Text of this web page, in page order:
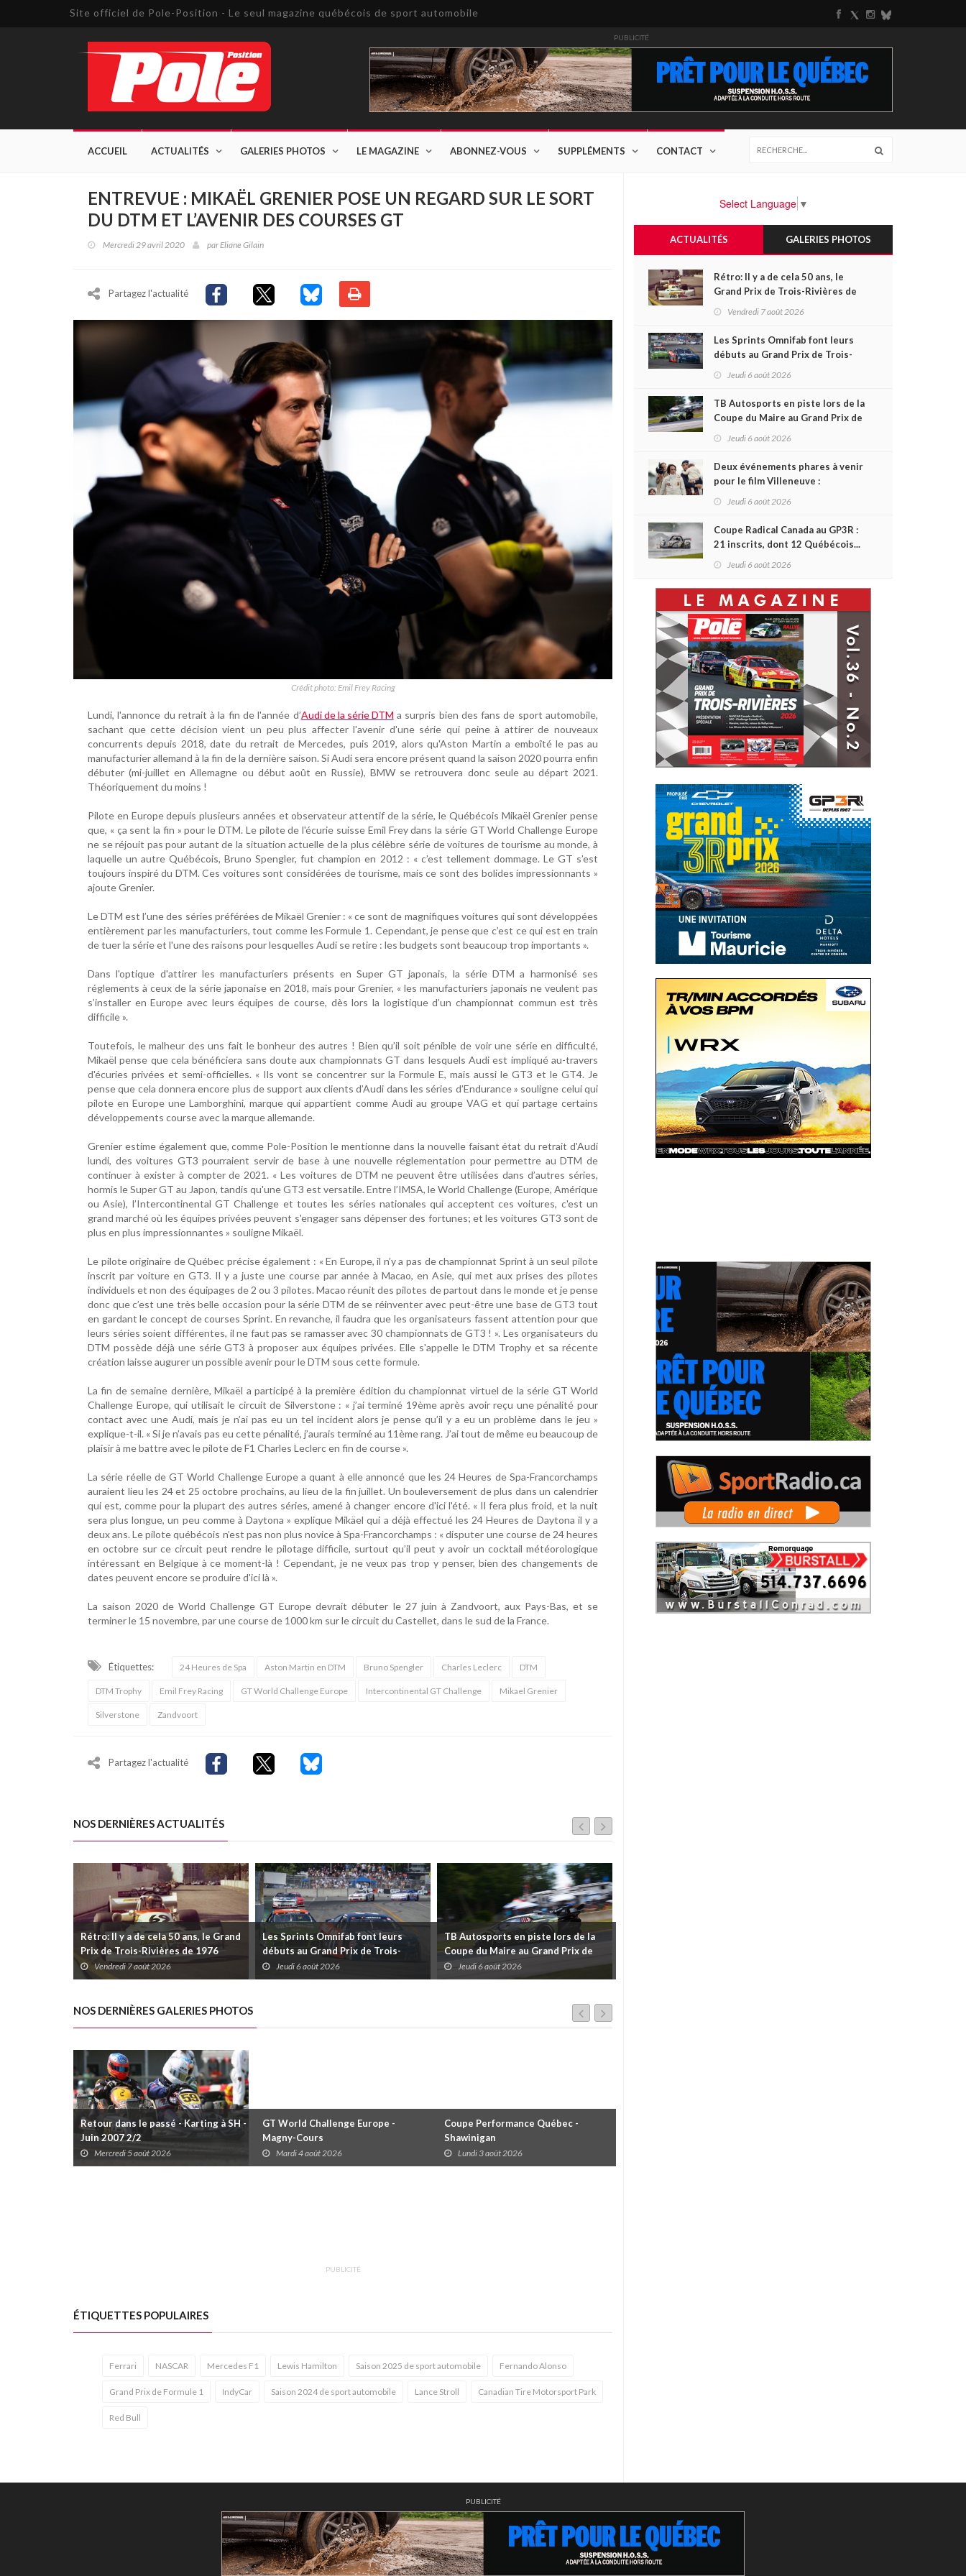
Site officiel de Pole-Position - Le seul magazine québécois de sport automobile
PUBLICITÉ
ACCUEIL ACTUALITÉS GALERIES PHOTOS LE MAGAZINE ABONNEZ-VOUS SUPPLÉMENTS CONTACT
ENTREVUE : MIKAËL GRENIER POSE UN REGARD SUR LE SORT
DU DTM ET L’AVENIR DES COURSES GT
Mercredi 29 avril 2020 parEliane Gilain
Partagez l'actualité
Crédit photo: Emil Frey Racing
Lundi, l'annonce du retrait à la fin de l'année d’Audi de la série DTM a surpris bien des fans de sport automobile,
sachant que cette décision vient un peu plus affecter l'avenir d'une série qui peine à attirer de nouveaux
concurrents depuis 2018, date du retrait de Mercedes, puis 2019, alors qu'Aston Martin a emboîté le pas au
manufacturier allemand à la fin de la dernière saison. Si Audi sera encore présent quand la saison 2020 pourra enfin
débuter (mi-juillet en Allemagne ou début août en Russie), BMW se retrouvera donc seule au départ 2021.
Théoriquement du moins !
Pilote en Europe depuis plusieurs années et observateur attentif de la série, le Québécois Mikaël Grenier pense
que, « ça sent la fin » pour le DTM. Le pilote de l'écurie suisse Emil Frey dans la série GT World Challenge Europe
ne se réjouit pas pour autant de la situation actuelle de la plus célèbre série de voitures de tourisme au monde, à
laquelle un autre Québécois, Bruno Spengler, fut champion en 2012 : « c’est tellement dommage. Le GT s’est
toujours inspiré du DTM. Ces voitures sont considérées de tourisme, mais ce sont des bolides impressionnants »
ajoute Grenier.
Le DTM est l’une des séries préférées de Mikaël Grenier : « ce sont de magnifiques voitures qui sont développées
entièrement par les manufacturiers, tout comme les Formule 1. Cependant, je pense que c’est ce qui est en train
de tuer la série et l'une des raisons pour lesquelles Audi se retire : les budgets sont beaucoup trop importants ».
Dans l'optique d'attirer les manufacturiers présents en Super GT japonais, la série DTM a harmonisé ses
réglements à ceux de la série japonaise en 2018, mais pour Grenier, « les manufacturiers japonais ne veulent pas
s’installer en Europe avec leurs équipes de course, dès lors la logistique d’un championnat commun est très
difficile ».
Toutefois, le malheur des uns fait le bonheur des autres ! Bien qu’il soit pénible de voir une série en difficulté,
Mikaël pense que cela bénéficiera sans doute aux championnats GT dans lesquels Audi est impliqué au-travers
d'écuries privées et semi-officielles. « Ils vont se concentrer sur la Formule E, mais aussi le GT3 et le GT4. Je
pense que cela donnera encore plus de support aux clients d’Audi dans les séries d’Endurance » souligne celui qui
pilote en Europe une Lamborghini, marque qui appartient comme Audi au groupe VAG et qui partage certains
développements course avec la marque allemande.
Grenier estime également que, comme Pole-Position le mentionne dans la nouvelle faisant état du retrait d'Audi
lundi, des voitures GT3 pourraient servir de base à une nouvelle réglementation pour permettre au DTM de
continuer à exister à compter de 2021. « Les voitures de DTM ne peuvent être utilisées dans d’autres séries,
hormis le Super GT au Japon, tandis qu'une GT3 est versatile. Entre l’IMSA, le World Challenge (Europe, Amérique
ou Asie), l’Intercontinental GT Challenge et toutes les séries nationales qui acceptent ces voitures, c'est un
grand marché où les équipes privées peuvent s'engager sans dépenser des fortunes; et les voitures GT3 sont de
plus en plus impressionnantes » souligne Mikaël.
Le pilote originaire de Québec précise également : « En Europe, il n’y a pas de championnat Sprint à un seul pilote
inscrit par voiture en GT3. Il y a juste une course par année à Macao, en Asie, qui met aux prises des pilotes
individuels et non des équipages de 2 ou 3 pilotes. Macao réunit des pilotes de partout dans le monde et je pense
donc que c’est une très belle occasion pour la série DTM de se réinventer avec peut-être une base de GT3 tout
en gardant le concept de courses Sprint. En revanche, il faudra que les organisateurs fassent attention pour que
leurs séries soient différentes, il ne faut pas se ramasser avec 30 championnats de GT3 ! ». Les organisateurs du
DTM possède déjà une série GT3 à proposer aux équipes privées. Elle s'appelle le DTM Trophy et sa récente
création laisse augurer un possible avenir pour le DTM sous cette formule.
La fin de semaine dernière, Mikaël a participé à la première édition du championnat virtuel de la série GT World
Challenge Europe, qui utilisait le circuit de Silverstone : « j’ai terminé 19ème après avoir reçu une pénalité pour
contact avec une Audi, mais je n’ai pas eu un tel incident alors je pense qu’il y a eu un problème dans le jeu »
explique-t-il. « Si je n’avais pas eu cette pénalité, j’aurais terminé au 11ème rang. J’ai tout de même eu beaucoup de
plaisir à me battre avec le pilote de F1 Charles Leclerc en fin de course ».
La série réelle de GT World Challenge Europe a quant à elle annoncé que les 24 Heures de Spa-Francorchamps
auraient lieu les 24 et 25 octobre prochains, au lieu de la fin juillet. Un bouleversement de plus dans un calendrier
qui est, comme pour la plupart des autres séries, amené à changer encore d'ici l'été. « Il fera plus froid, et la nuit
sera plus longue, un peu comme à Daytona » explique Mikäel qui a déjà effectué les 24 Heures de Daytona il y a
deux ans. Le pilote québécois n’est pas non plus novice à Spa-Francorchamps : « disputer une course de 24 heures
en octobre sur ce circuit peut rendre le pilotage difficile, surtout qu’il peut y avoir un cocktail météorologique
intéressant en Belgique à ce moment-là ! Cependant, je ne veux pas trop y penser, bien des changements de
dates peuvent encore se produire d'ici là ».
La saison 2020 de World Challenge GT Europe devrait débuter le 27 juin à Zandvoort, aux Pays-Bas, et se
terminer le 15 novembre, par une course de 1000 km sur le circuit du Castellet, dans le sud de la France.
Étiquettes: 24 Heures de Spa Aston Martin en DTM Bruno Spengler Charles Leclerc DTM
DTM Trophy Emil Frey Racing GT World Challenge Europe Intercontinental GT Challenge Mikael Grenier
Silverstone Zandvoort
Partagez l'actualité
NOS DERNIÈRES ACTUALITÉS
Rétro: Il y a de cela 50 ans, le Grand
Prix de Trois-Rivières de 1976
Vendredi 7 août 2026
Les Sprints Omnifab font leurs
débuts au Grand Prix de Trois-
Rivières avec un format inspiré de
Daytona
Jeudi 6 août 2026
TB Autosports en piste lors de la
Coupe du Maire au Grand Prix de
Trois-Rivières
Jeudi 6 août 2026
NOS DERNIÈRES GALERIES PHOTOS
Retour dans le passé - Karting à SH -
Juin 2007 2/2
Mercredi 5 août 2026
GT World Challenge Europe -
Magny-Cours
Mardi 4 août 2026
Coupe Performance Québec -
Shawinigan
Lundi 3 août 2026
PUBLICITÉ
ÉTIQUETTES POPULAIRES
Ferrari NASCAR Mercedes F1 Lewis Hamilton Saison 2025 de sport automobile Fernando Alonso
Grand Prix de Formule 1 IndyCar Saison 2024 de sport automobile Lance Stroll Canadian Tire Motorsport Park
Red Bull
Select Language ▼
ACTUALITÉS GALERIES PHOTOS
Rétro: Il y a de cela 50 ans, le
Grand Prix de Trois-Rivières de
1976
Vendredi 7 août 2026
Les Sprints Omnifab font leurs
débuts au Grand Prix de Trois-
Rivières avec un format inspiré
Jeudi 6 août 2026
TB Autosports en piste lors de la
Coupe du Maire au Grand Prix de
Trois-Rivières
Jeudi 6 août 2026
Deux événements phares à venir
pour le film Villeneuve :
L'ascension d'une légende (+
Jeudi 6 août 2026
Coupe Radical Canada au GP3R :
21 inscrits, dont 12 Québécois...
et un premier gain d'Antoine
Jeudi 6 août 2026
PUBLICITÉ